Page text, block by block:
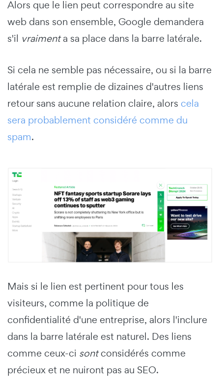
Alors que le lien peut correspondre au site
web dans son ensemble, Google demandera
s'il vraimenta sa place dans la barre latérale.
Si cela ne semble pas nécessaire, ou si la barre
latérale est remplie de dizaines d'autres liens
retour sans aucune relation claire, alors cela
sera probablement considéré comme du
spam.
Mais si le lien est pertinent pour tous les
visiteurs, comme la politique de
confidentialité d'une entreprise, alors l'inclure
dans la barre latérale est naturel. Des liens
comme ceux-ci sontconsidérés comme
précieux et ne nuiront pas au SEO.